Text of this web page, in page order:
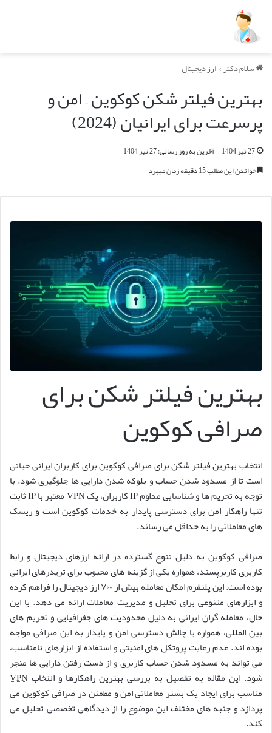
سلام دکتر>ارز دیجیتال
بهترین فیلتر شکن کوکوین – امن و
پرسرعت برای ایرانیان (2024)
27 تیر 1404
آخرین به روز رسانی: 27 تیر 1404
خواندن این مطلب 15 دقیقه زمان میبرد
بهترین فیلتر شکن برای
صرافی کوکوین
انتخاب بهترین فیلتر شکن برای صرافی کوکوین برای کاربران ایرانی حیاتی
است تا از مسدود شدن حساب و بلوکه شدن دارایی ها جلوگیری شود. با
توجه به تحریم ها و شناسایی مداوم IP کاربران، یک VPN معتبر با IP ثابت
تنها راهکار امن برای دسترسی پایدار به خدمات کوکوین است و ریسک
های معاملاتی را به حداقل می رساند.
صرافی کوکوین به دلیل تنوع گسترده در ارائه ارزهای دیجیتال و رابط
کاربری کاربرپسند، همواره یکی از گزینه های محبوب برای تریدرهای ایرانی
بوده است. این پلتفرم امکان معامله بیش از ۷۰۰ ارز دیجیتال را فراهم کرده
و ابزارهای متنوعی برای تحلیل و مدیریت معاملات ارائه می دهد. با این
حال، معامله گران ایرانی به دلیل محدودیت های جغرافیایی و تحریم های
بین المللی، همواره با چالش دسترسی امن و پایدار به این صرافی مواجه
بوده اند. عدم رعایت پروتکل های امنیتی و استفاده از ابزارهای نامناسب،
می تواند به مسدود شدن حساب کاربری و از دست رفتن دارایی ها منجر
شود. این مقاله به تفصیل به بررسی بهترین راهکارها و انتخاب VPN
مناسب برای ایجاد یک بستر معاملاتی امن و مطمئن در صرافی کوکوین می
پردازد و جنبه های مختلف این موضوع را از دیدگاهی تخصصی تحلیل می
کند.